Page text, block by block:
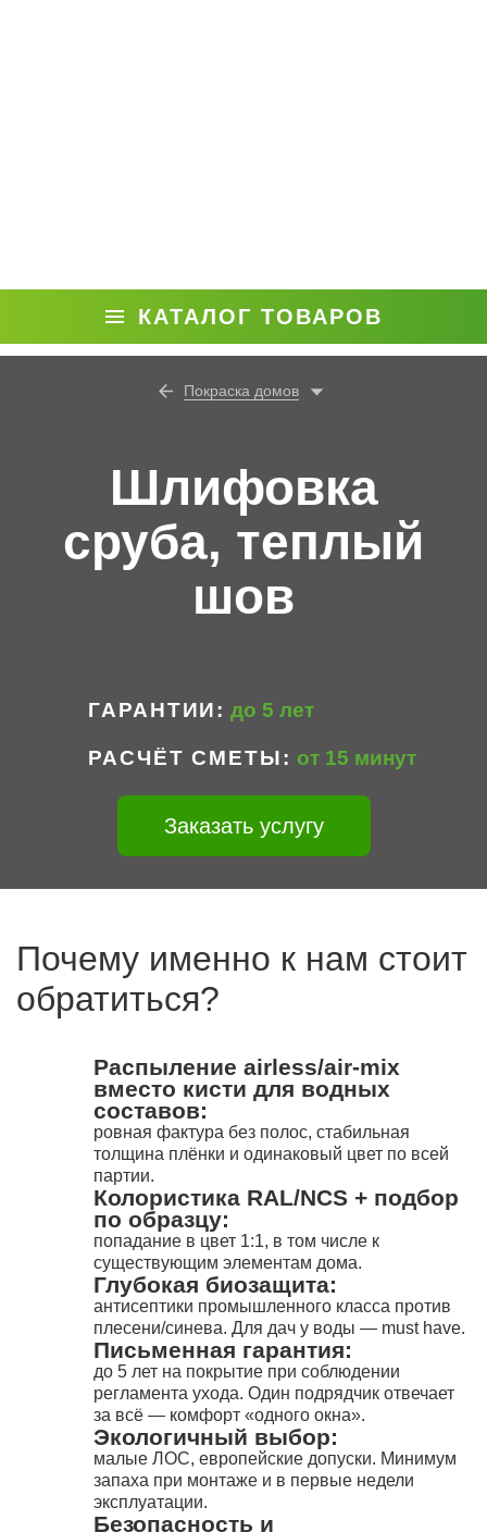
КАТАЛОГ ТОВАРОВ
Покраска домов
Шлифовка
сруба, теплый
шов
ГАРАНТИИ до 5 лет
Заказать услугу
РАСЧЁТ СМЕТЫ от 15 минут
Почему именно к нам стоит
обратиться?
Распыление airless/air-mix
вместо кисти для водных
составов:
ровная фактура без полос, стабильная
толщина плёнки и одинаковый цвет по всей
партии.
Колористика RAL/NCS + подбор
по образцу:
попадание в цвет 1:1, в том числе к
существующим элементам дома.
Глубокая биозащита:
антисептики промышленного класса против
плесени/синева. Для дач у воды — must have.
Письменная гарантия:
до 5 лет на покрытие при соблюдении
регламента ухода. Один подрядчик отвечает
за всё — комфорт «одного окна».
Экологичный выбор:
малые ЛОС, европейские допуски. Минимум
запаха при монтаже и в первые недели
эксплуатации.
Безопасность и